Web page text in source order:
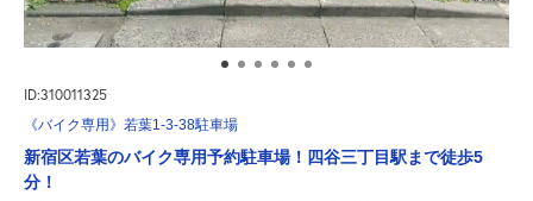
ID:310011325
《バイク専用》若葉1-3-38駐車場
新宿区若葉のバイク専用予約駐車場！四谷三丁目駅まで徒歩5
分！